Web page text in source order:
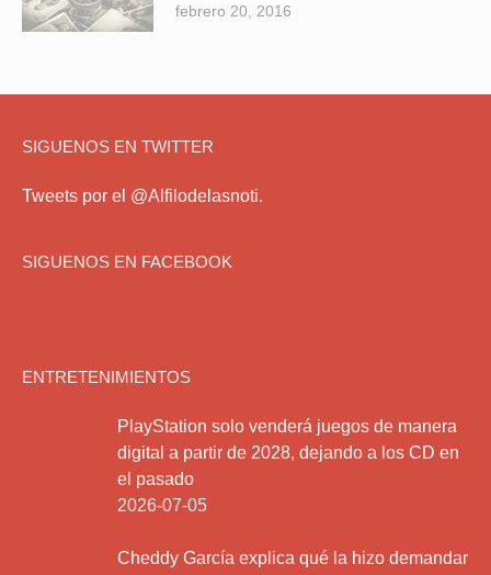
febrero 20, 2016
SIGUENOS EN TWITTER
Tweets por el @Alfilodelasnoti.
SIGUENOS EN FACEBOOK
ENTRETENIMIENTOS
PlayStation solo venderá juegos de manera
digital a partir de 2028, dejando a los CD en
el pasado
2026-07-05
Cheddy García explica qué la hizo demandar